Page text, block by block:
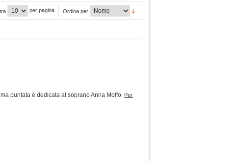
Ordina per
per pagina
puntata è dedicata al soprano Anna Moffo. Per